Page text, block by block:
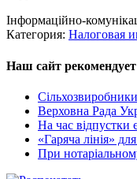
Інформаційно-
Категория: Налоговая
Наш сайт
Верховна Рада
На час відпустки
«Гаряча лінія»
При